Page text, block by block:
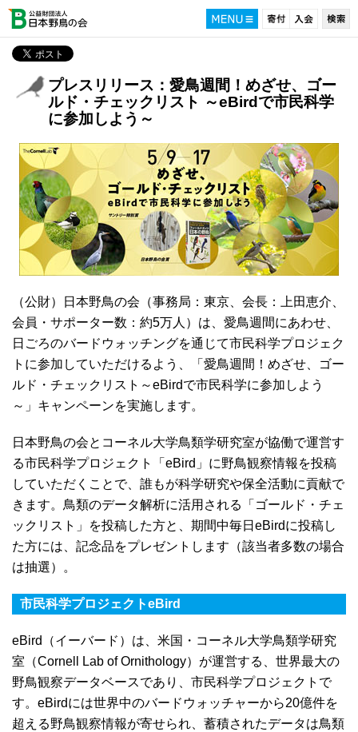
プレスリリース：愛鳥週間！めざせ、ゴー
ルド・チェックリスト ～eBirdで市民科学
に参加しよう～
（公財）日本野鳥の会（事務局：東京、会長：上田恵介、
会員・サポーター数：約5万人）は、愛鳥週間にあわせ、
日ごろのバードウォッチングを通じて市民科学プロジェク
トに参加していただけるよう、「愛鳥週間！めざせ、ゴー
ルド・チェックリスト～eBirdで市民科学に参加しよう
～」キャンペーンを実施します。
日本野鳥の会とコーネル大学鳥類学研究室が協働で運営す
る市民科学プロジェクト「eBird」に野鳥観察情報を投稿
していただくことで、誰もが科学研究や保全活動に貢献で
きます。鳥類のデータ解析に活用される「ゴールド・チェ
ックリスト」を投稿した方と、期間中毎日eBirdに投稿し
た方には、記念品をプレゼントします（該当者多数の場合
は抽選）。
市民科学プロジェクトeBird
eBird（イーバード）は、米国・コーネル大学鳥類学研究
室（Cornell Lab of Ornithology）が運営する、世界最大の
野鳥観察データベースであり、市民科学プロジェクトで
す。eBirdには世界中のバードウォッチャーから20億件を
超える野鳥観察情報が寄せられ、蓄積されたデータは鳥類